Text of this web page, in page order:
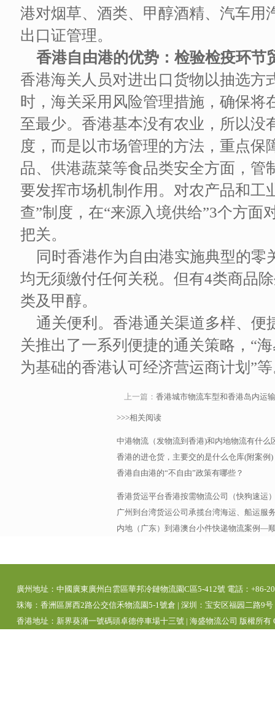
港对烟草、酒类、甲醇酒精、汽车用
出口证管理。
香港自由港的优势：检验检疫环节
香港海关人员对进出口货物以抽选方
时，海关采用风险管理措施，确保将
至最少。香港基本没有农业，所以没
度，而是以市场管理的方法，重点保
品、供港蔬菜等食品类安全方面，管
要发挥市场机制作用。对农产品和工
查”制度，在“来源入境供给”3个方面
把关。
同时香港作为自由港实施典型的
均无须缴付任何关税。但有4类商品
类及甲醇。
通关便利。香港通关渠道多样、便
关推出了一系列便捷的通关策略，“
为基础的香港认可经济营运商计划”
上一篇：香港城市物流车型和香港岛内运
>>>相关阅读
中港物流（发物流到香港)和内地物流有什么
香港的进仓货，主要交的是什么仓库(附案例)
香港自由港的“不自由”政策有哪些？
香港货运平台香港按需物流公司（快狗速运
广州到台湾货运公司承揽台湾海运、船运服
内地（广东）到港澳台小件快递物流案例—
廣州地址：中國廣東廣州白雲區華邦冷鏈物流園C區5-412號 電話：+86-
珠海：香洲區屏西2路公交信禾物流園5-1號倉 | 深圳：宝安区福园二路9
香港地址：新界葵涌一號碼頭卓德停車場十三號 | 海盛物流公司 版權所有